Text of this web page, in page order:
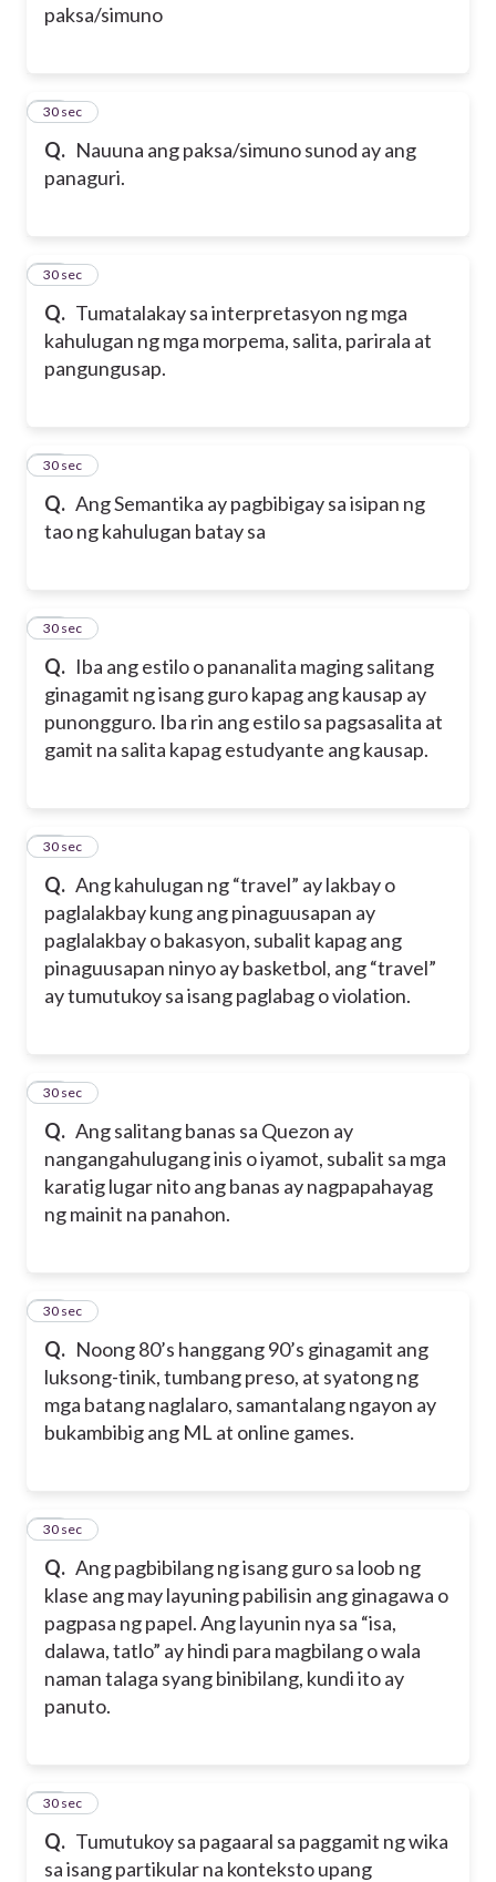
paksa/simuno
Q. Nauuna ang paksa/simuno sunod ay ang
panaguri.
26
30 sec
Q. Tumatalakay sa interpretasyon ng mga
kahulugan ng mga morpema, salita, parirala at
pangungusap.
27
30 sec
Q. Ang Semantika ay pagbibigay sa isipan ng
tao ng kahulugan batay sa
28
30 sec
Q. Iba ang estilo o pananalita maging salitang
ginagamit ng isang guro kapag ang kausap ay
punongguro. Iba rin ang estilo sa pagsasalita at
gamit na salita kapag estudyante ang kausap.
29
30 sec
Q. Ang kahulugan ng “travel” ay lakbay o
paglalakbay kung ang pinaguusapan ay
paglalakbay o bakasyon, subalit kapag ang
pinaguusapan ninyo ay basketbol, ang “travel”
ay tumutukoy sa isang paglabag o violation.
30
30 sec
Q. Ang salitang banas sa Quezon ay
nangangahulugang inis o iyamot, subalit sa mga
karatig lugar nito ang banas ay nagpapahayag
ng mainit na panahon.
31
30 sec
Q. Noong 80’s hanggang 90’s ginagamit ang
luksong-tinik, tumbang preso, at syatong ng
mga batang naglalaro, samantalang ngayon ay
bukambibig ang ML at online games.
32
30 sec
Q. Ang pagbibilang ng isang guro sa loob ng
klase ang may layuning pabilisin ang ginagawa o
pagpasa ng papel. Ang layunin nya sa “isa,
dalawa, tatlo” ay hindi para magbilang o wala
naman talaga syang binibilang, kundi ito ay
panuto.
33
30 sec
Q. Tumutukoy sa pagaaral sa paggamit ng wika
sa isang partikular na konteksto upang
34
30 sec